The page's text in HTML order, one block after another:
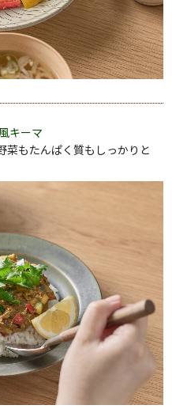
キーマ
菜もたんぱく質もしっかりと